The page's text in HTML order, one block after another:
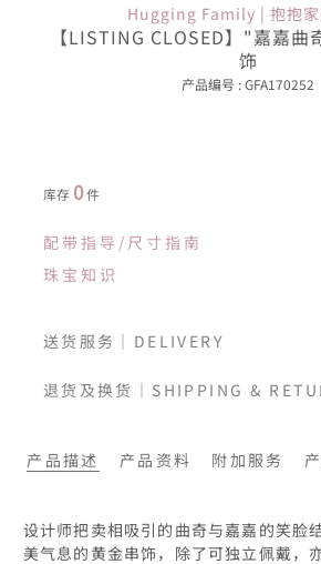
Hugging Family | 抱抱家
【LISTING CLOSED】"嘉嘉
饰
产品编号 : GFA170252
库存 0件
配带指导/尺寸指南
珠宝知识
送货服务｜DELIVERY
退货及换货｜SHIPPING &
产品描述 产品资料 附加服务
设计师把卖相吸引的曲奇与嘉嘉的笑脸
美气息的黄金串饰，除了可独立佩戴，